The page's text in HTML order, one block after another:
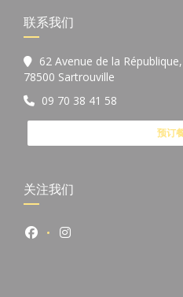
联系我们
62 Avenue de la République,
78500 Sartrouville
09 70 38 41 58
预订
关注我们
Facebook ((在新窗口中打开
Instagram ((在新窗口